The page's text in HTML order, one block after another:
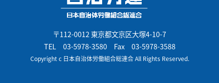
〒112-0012 東京都文京区大塚4-10-7
TEL 03-5978-3580Fax 03-5978-3588
Copyright c 日本自治体労働組合総連合 All Rights Reserved.